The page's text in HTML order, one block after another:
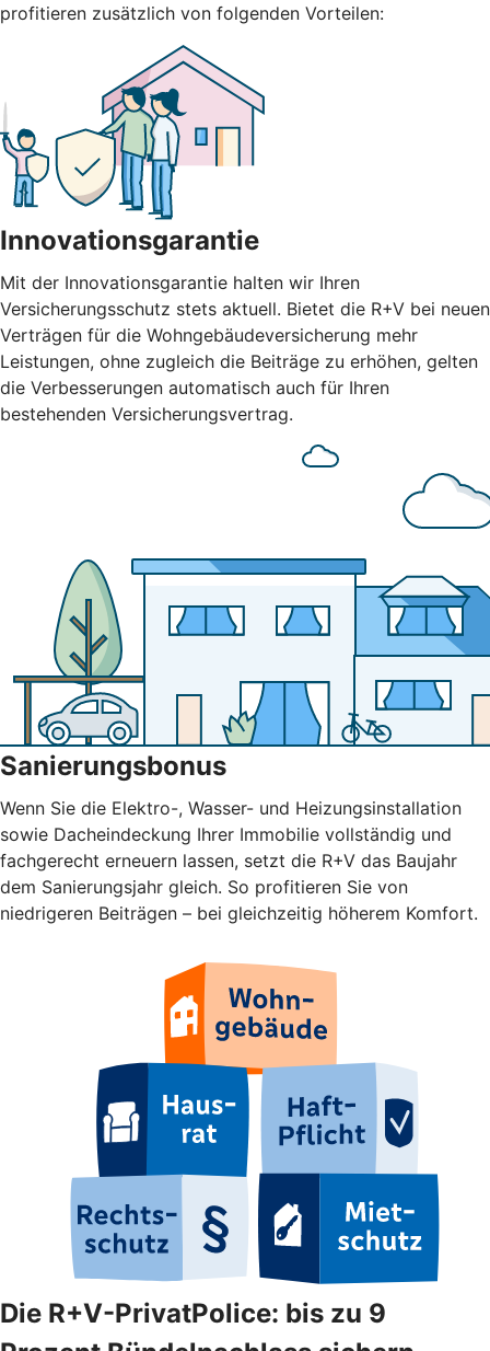
profitieren zusätzlich von folgenden Vorteilen:
Innovationsgarantie
Mit der Innovationsgarantie halten wir Ihren
Versicherungsschutz stets aktuell. Bietet die R+V bei neuen
Verträgen für die Wohngebäudeversicherung mehr
Leistungen, ohne zugleich die Beiträge zu erhöhen, gelten
die Verbesserungen automatisch auch für Ihren
bestehenden Versicherungsvertrag.
Sanierungsbonus
Wenn Sie die Elektro-, Wasser- und Heizungsinstallation
sowie Dacheindeckung Ihrer Immobilie vollständig und
fachgerecht erneuern lassen, setzt die R+V das Baujahr
dem Sanierungsjahr gleich. So profitieren Sie von
niedrigeren Beiträgen – bei gleichzeitig höherem Komfort.
Die R+V-PrivatPolice: bis zu 9